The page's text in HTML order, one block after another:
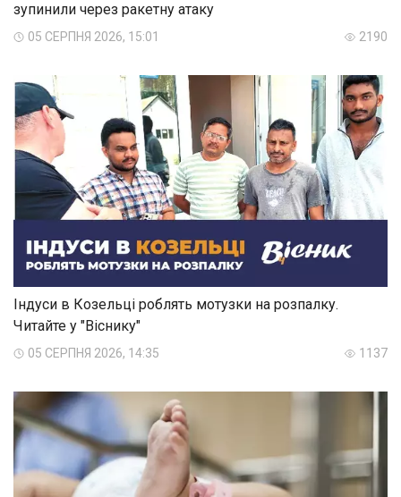
зупинили через ракетну атаку
05 СЕРПНЯ 2026, 15:01 2190
Індуси в Козельці роблять мотузки на розпалку.
Читайте у "Віснику"
05 СЕРПНЯ 2026, 14:35 1137